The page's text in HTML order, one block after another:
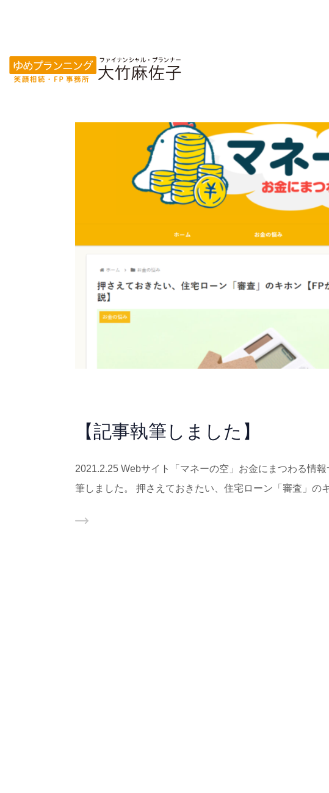
【記事執筆しました】
2021.2.25 Webサイト「マネーの空」お金にまつわる情
筆しました。 押さえておきたい、住宅ローン「審査」の